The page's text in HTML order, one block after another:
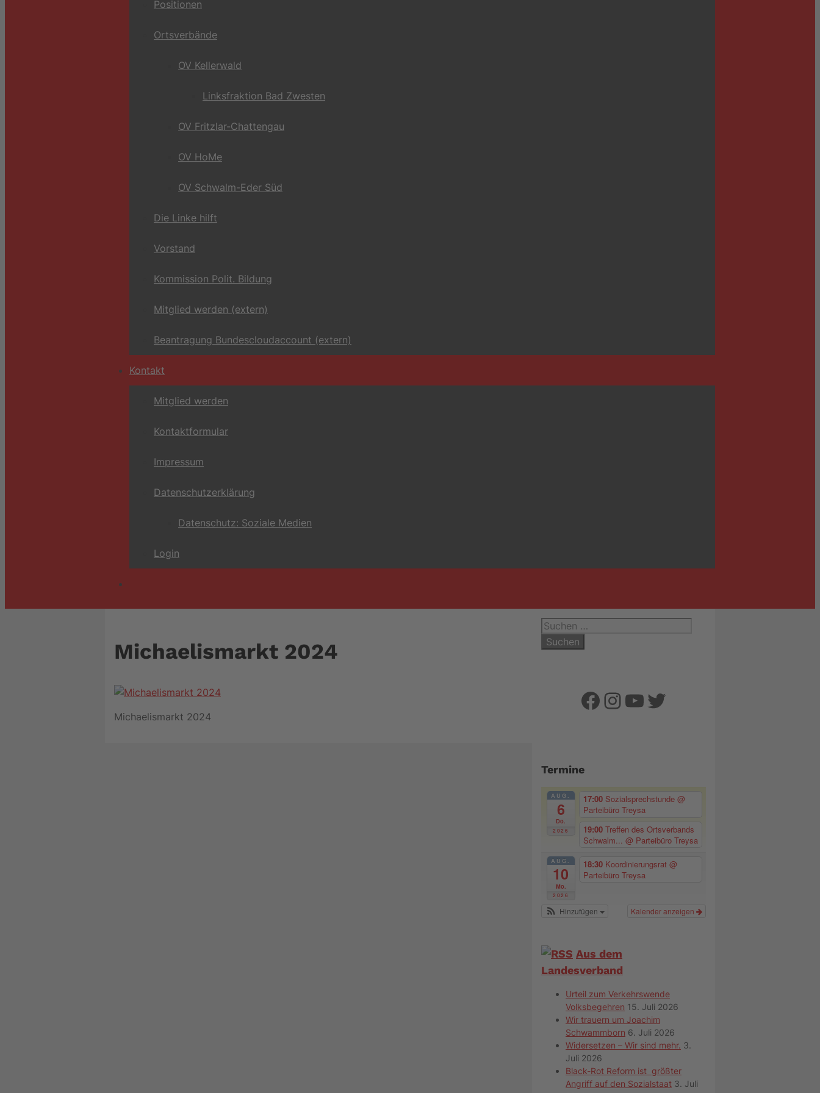
Positionen
Ortsverbände
OV Kellerwald
Linksfraktion Bad Zwesten
OV Fritzlar-Chattengau
OV HoMe
OV Schwalm-Eder Süd
Die Linke hilft
Vorstand
Kommission Polit. Bildung
Mitglied werden (extern)
Beantragung Bundescloudaccount (extern)
Kontakt
Mitglied werden
Kontaktformular
Impressum
Datenschutzerklärung
Datenschutz: Soziale Medien
Login
Michaelismarkt 2024
Michaelismarkt 2024
Suchen
nach:
Facebook
Instagram
YouTube
Twitter
Termine
AUG.
6
Do.
2026
17:00 Sozialsprechstunde @
Parteibüro Treysa
19:00 Treffen des Ortsverbands
Schwalm... @ Parteibüro Treysa
AUG.
10
Mo.
2026
18:30 Koordinierungsrat @
Parteibüro Treysa
Kalender anzeigen
Hinzufügen
Aus dem
Landesverband
Urteil zum Verkehrswende
Volksbegehren 15. Juli 2026
Wir trauern um Joachim
Schwammborn 6. Juli 2026
Widersetzen – Wir sind mehr. 3.
Juli 2026
Black-Rot Reform ist größter
Angriff auf den Sozialstaat 3. Juli